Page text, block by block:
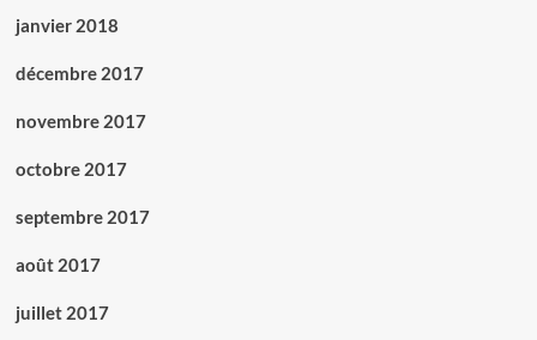
janvier 2018
décembre 2017
novembre 2017
octobre 2017
septembre 2017
août 2017
juillet 2017